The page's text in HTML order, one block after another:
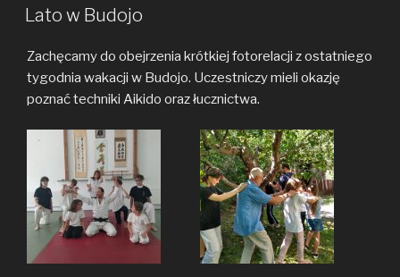
ON
Lato w Budojo
Zachęcamy do obejrzenia krótkiej fotorelacji z ostatniego
tygodnia wakacji w Budojo. Uczestniczy mieli okazję
poznać techniki Aikido oraz łucznictwa.